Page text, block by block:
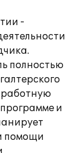
-
полностью
и
помощи